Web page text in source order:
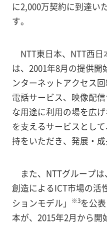
に2,000万契約に到達い
す。
NTT東日本、NTT西
は、2001年8月の提供
ンターネットアクセス
電話サービス、映像配
な用途に利用の場を広
を支えるサービスとし
持をいただき、発展・成
また、NTTグループ
創造によるICT市場の活
ションモデル」
※3を公
本が、2015年2月から開